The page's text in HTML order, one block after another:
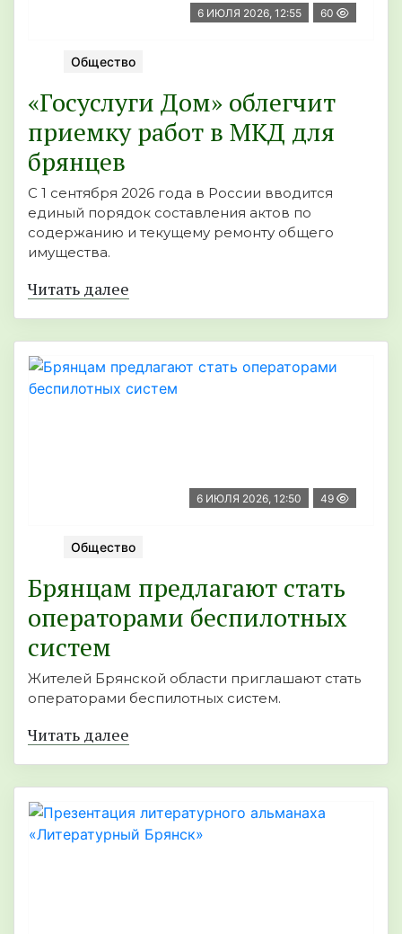
6 ИЮЛЯ 2026, 12:55 60
Общество
«Госуслуги Дом» облегчит
приемку работ в МКД для
брянцев
С 1 сентября 2026 года в России вводится
единый порядок составления актов по
содержанию и текущему ремонту общего
имущества.
Читать далее
6 ИЮЛЯ 2026, 12:50 49
Общество
Брянцам предлагают стать
операторами беспилотных
систем
Жителей Брянской области приглашают стать
операторами беспилотных систем.
Читать далее